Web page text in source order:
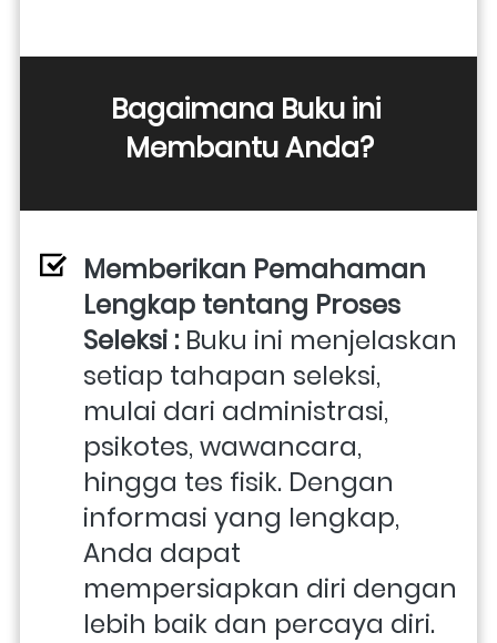
Bagaimana Buku ini
Membantu Anda?
Memberikan Pemahaman
Lengkap tentang Proses
Seleksi : Buku ini menjelaskan
setiap tahapan seleksi,
mulai dari administrasi,
psikotes, wawancara,
hingga tes fisik. Dengan
informasi yang lengkap,
Anda dapat
mempersiapkan diri dengan
lebih baik dan percaya diri.